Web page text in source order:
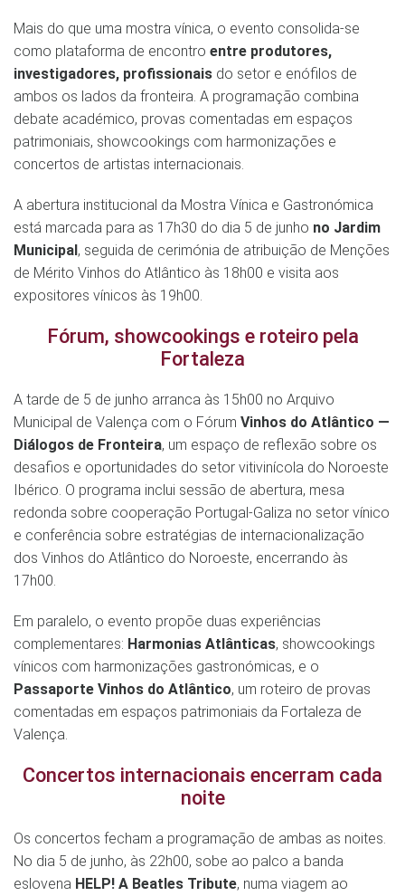
Mais do que uma mostra vínica, o evento consolida-se
como plataforma de encontro entre produtores,
investigadores, profissionais do setor e enófilos de
ambos os lados da fronteira. A programação combina
debate académico, provas comentadas em espaços
patrimoniais, showcookings com harmonizações e
concertos de artistas internacionais.
A abertura institucional da Mostra Vínica e Gastronómica
está marcada para as 17h30 do dia 5 de junho no Jardim
Municipal, seguida de cerimónia de atribuição de Menções
de Mérito Vinhos do Atlântico às 18h00 e visita aos
expositores vínicos às 19h00.
Fórum, showcookings e roteiro pela
Fortaleza
A tarde de 5 de junho arranca às 15h00 no Arquivo
Municipal de Valença com o Fórum Vinhos do Atlântico —
Diálogos de Fronteira, um espaço de reflexão sobre os
desafios e oportunidades do setor vitivinícola do Noroeste
Ibérico. O programa inclui sessão de abertura, mesa
redonda sobre cooperação Portugal-Galiza no setor vínico
e conferência sobre estratégias de internacionalização
dos Vinhos do Atlântico do Noroeste, encerrando às
17h00.
Em paralelo, o evento propõe duas experiências
complementares: Harmonias Atlânticas, showcookings
vínicos com harmonizações gastronómicas, e o
Passaporte Vinhos do Atlântico, um roteiro de provas
comentadas em espaços patrimoniais da Fortaleza de
Valença.
Concertos internacionais encerram cada
noite
Os concertos fecham a programação de ambas as noites.
No dia 5 de junho, às 22h00, sobe ao palco a banda
eslovena HELP! A Beatles Tribute, numa viagem ao